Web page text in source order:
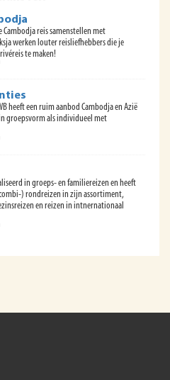
reis samenstellen met
werken louter reisliefhebbers die je
te maken!
heeft een ruim aanbod Cambodja en Azië
groepsvorm als individueel met
in groeps- en familiereizen en heeft
) rondreizen in zijn assortiment,
en reizen in intnernationaal